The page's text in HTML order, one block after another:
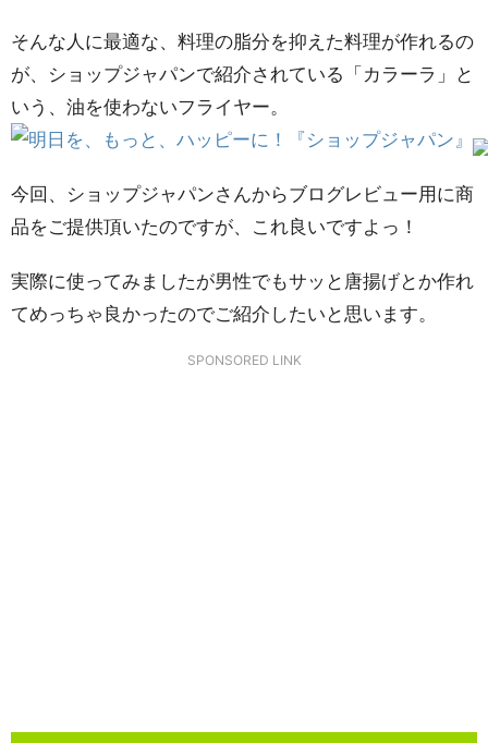
そんな人に最適な、料理の脂分を抑えた料理が作れるの
が、ショップジャパンで紹介されている「カラーラ」と
いう、油を使わないフライヤー。
今回、ショップジャパンさんからブログレビュー用に商
品をご提供頂いたのですが、これ良いですよっ！
実際に使ってみましたが男性でもサッと唐揚げとか作れ
てめっちゃ良かったのでご紹介したいと思います。
SPONSORED LINK